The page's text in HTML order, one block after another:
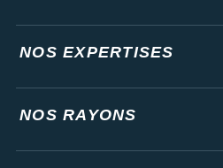
NOS EXPERTISES
NOS RAYONS